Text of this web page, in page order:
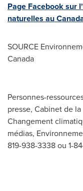
Page Facebook sur
naturelles au
SOURCE
Canada
Personnes-
presse, Cabinet de
Changement
médias,
819-938-3338 ou 1-